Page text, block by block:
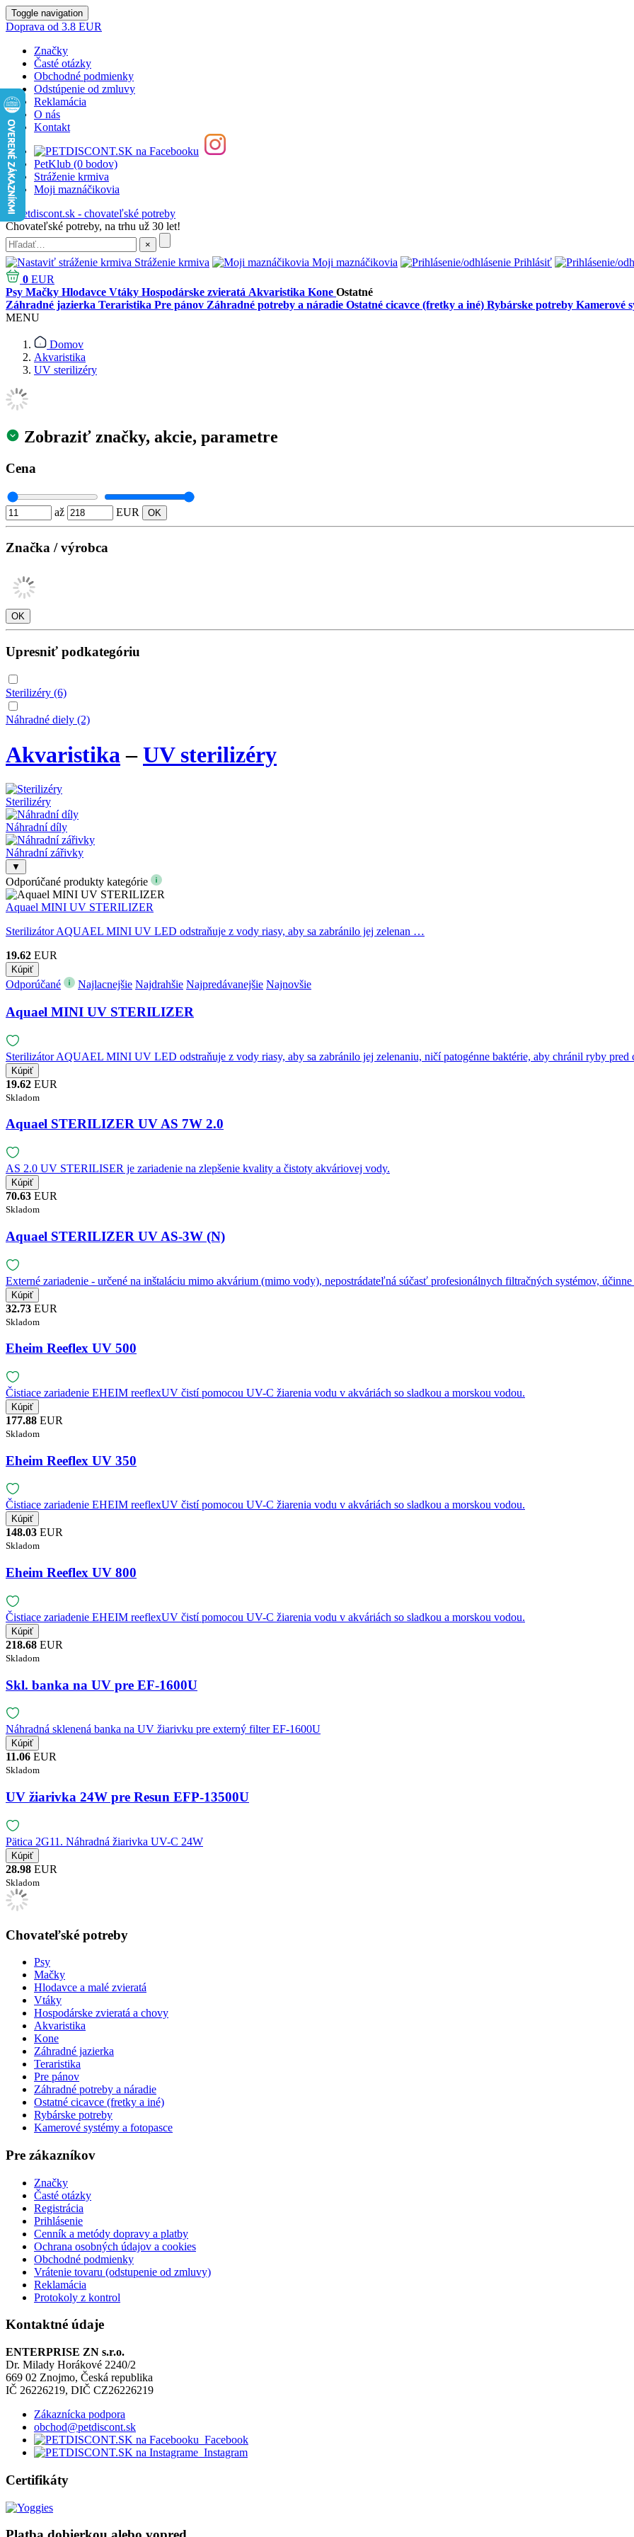
Toggle navigation
Doprava od 3.8 EUR
Značky
Časté otázky
Obchodné podmienky
Odstúpenie od zmluvy
Reklamácia
O nás
Kontakt
PetKlub (0 bodov)
Stráženie krmiva
Moji maznáčikovia
Chovateľské potreby, na trhu už 30 let!
Stráženie krmiva Moji maznáčikovia
Prihlásiť
0 EUR
Psy Mačky Hlodavce Vtáky Hospodárske zvieratá Akvaristika Kone Ostatné
Záhradné jazierka Teraristika Pre pánov Záhradné potreby a náradie Ostatné cicavce (fretky a iné) Rybárske potreby Kamerové
MENU
Domov
Akvaristika
UV sterilizéry
Zobraziť značky, akcie, parametre
Cena
až EUR
Značka / výrobca
Upresniť podkategóriu
Sterilizéry (6)
Náhradné diely (2)
Akvaristika –UV sterilizéry
Sterilizéry
Náhradní díly
Náhradní zářivky
▼
Odporúčané produkty kategórie
Aquael MINI UV STERILIZER
Sterilizátor AQUAEL MINI UV LED odstraňuje z vody riasy, aby sa zabránilo jej zelenan …
19.62 EUR
Odporúčané Najlacnejšie Najdrahšie Najpredávanejšie Najnovšie
Aquael MINI UV STERILIZER
Sterilizátor AQUAEL MINI UV LED odstraňuje z vody riasy, aby sa zabránilo jej zelenaniu, ničí patogénne baktérie, aby chránil ryby
19.62 EUR
Skladom
Aquael STERILIZER UV AS 7W 2.0
AS 2.0 UV STERILISER je zariadenie na zlepšenie kvality a čistoty akváriovej vody.
70.63 EUR
Skladom
Aquael STERILIZER UV AS-3W (N)
Externé zariadenie - určené na inštaláciu mimo akvárium (mimo vody), nepostrádateľná súčasť profesionálnych filtračných systémov,
32.73 EUR
Skladom
Eheim Reeflex UV 500
Čistiace zariadenie EHEIM reeflexUV čistí pomocou UV-C žiarenia vodu v akváriách so sladkou a morskou vodou.
177.88 EUR
Skladom
Eheim Reeflex UV 350
Čistiace zariadenie EHEIM reeflexUV čistí pomocou UV-C žiarenia vodu v akváriách so sladkou a morskou vodou.
148.03 EUR
Skladom
Eheim Reeflex UV 800
Čistiace zariadenie EHEIM reeflexUV čistí pomocou UV-C žiarenia vodu v akváriách so sladkou a morskou vodou.
218.68 EUR
Skladom
Skl. banka na UV pre EF-1600U
Náhradná sklenená banka na UV žiarivku pre externý filter EF-1600U
11.06 EUR
Skladom
UV žiarivka 24W pre Resun EFP-13500U
Pätica 2G11. Náhradná žiarivka UV-C 24W
28.98 EUR
Skladom
Chovateľské potreby
Psy
Mačky
Hlodavce a malé zvieratá
Vtáky
Hospodárske zvieratá a chovy
Akvaristika
Kone
Záhradné jazierka
Teraristika
Pre pánov
Záhradné potreby a náradie
Ostatné cicavce (fretky a iné)
Rybárske potreby
Kamerové systémy a fotopasce
Pre zákazníkov
Značky
Časté otázky
Registrácia
Prihlásenie
Cenník a metódy dopravy a platby
Ochrana osobných údajov a cookies
Obchodné podmienky
Vrátenie tovaru (odstupenie od zmluvy)
Reklamácia
Protokoly z kontrol
Kontaktné údaje
ENTERPRISE ZN s.r.o.
Dr. Milady Horákové 2240/2
669 02 Znojmo, Česká republika
IČ 26226219, DIČ CZ26226219
Zákaznícka podpora
obchod@petdiscont.sk
Facebook
Instagram
Certifikáty